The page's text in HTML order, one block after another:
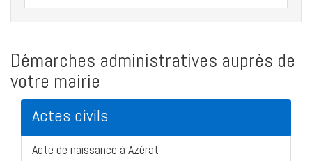
Démarches administratives auprès de
votre mairie
Actes civils
Acte de naissance à Azérat